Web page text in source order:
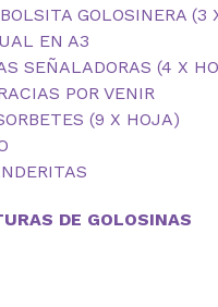
GOLOSINERA (3
EN A3
SEÑALADORAS (4 X
POR VENIR
(9 X HOJA)
DE GOLOSINAS